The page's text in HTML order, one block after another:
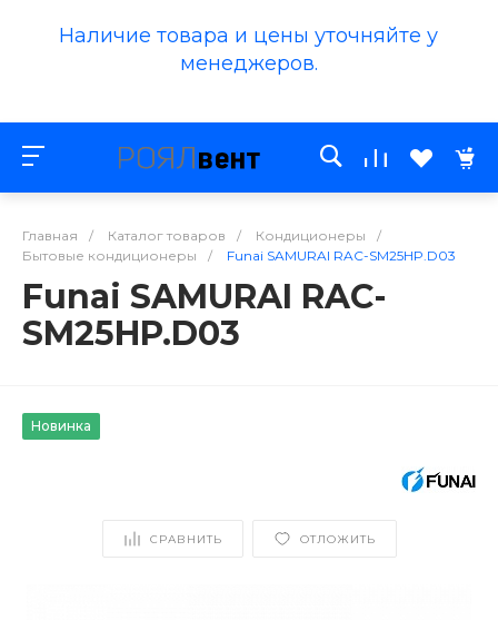
Наличие товара и цены уточняйте у
менеджеров.
Главная / Каталог товаров / Кондиционеры
/
Бытовые кондиционеры
/ Funai SAMURAI RAC-SM25HP.D03
Funai SAMURAI RAC-
SM25HP.D03
Новинка
СРАВНИТЬ ОТЛОЖИТЬ